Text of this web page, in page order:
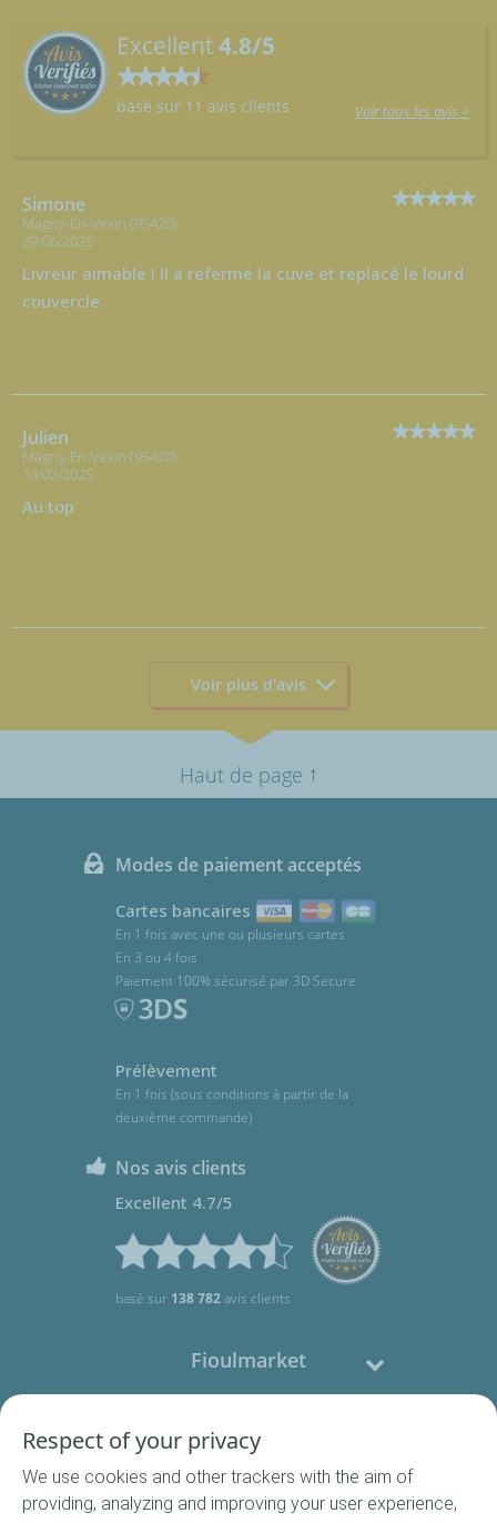
Excellent4.8/5
basé sur 11 avis clients Voir tous les avis >
Simone
Magny-En-Vexin (95420)
29/06/2025
Livreur aimable ! Il a refermé la cuve et replacé le lourd
couvercle.
Julien
Magny-En-Vexin (95420)
14/02/2025
Au top
Voir plus d'avis
Haut de page ↑
Modes de paiement acceptés
Cartes bancaires
En 1 fois avec une ou plusieurs cartes
En 3 ou 4 fois
Paiement 100% sécurisé par 3D Secure
Prélèvement
En 1 fois (sous conditions à partir de la
deuxième commande)
Nos avis clients
Excellent 4.7/5
basé sur 138 782avis clients
Fioulmarket
Nous contacter
Respect of your privacy
We use cookies and other trackers with the aim of
providing, analyzing and improving your user experience,